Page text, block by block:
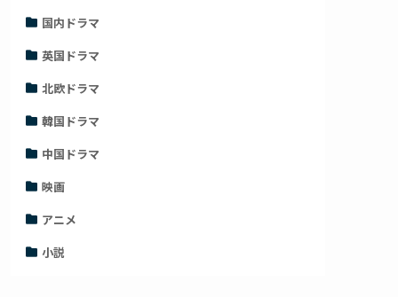
国内ドラマ
英国ドラマ
北欧ドラマ
韓国ドラマ
中国ドラマ
映画
アニメ
小説